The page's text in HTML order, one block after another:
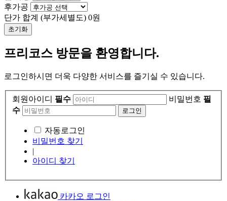
후가공
단가 합계 (부가세별도) 0원
초기화
프리코스 방문을 환영합니다.
로그인하시면 더욱 다양한 서비스를 즐기실 수 있습니다.
회원아이디 필수 비밀번호 필
수
자동로그인
비밀번호 찾기
|
아이디 찾기
카카오 로그인